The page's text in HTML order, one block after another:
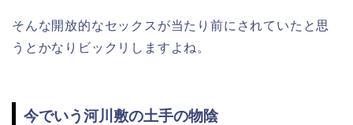
そんな開放的なセックスが当たり前にされていたと思
うとかなりビックリしますよね。
今でいう河川敷の土手の物陰